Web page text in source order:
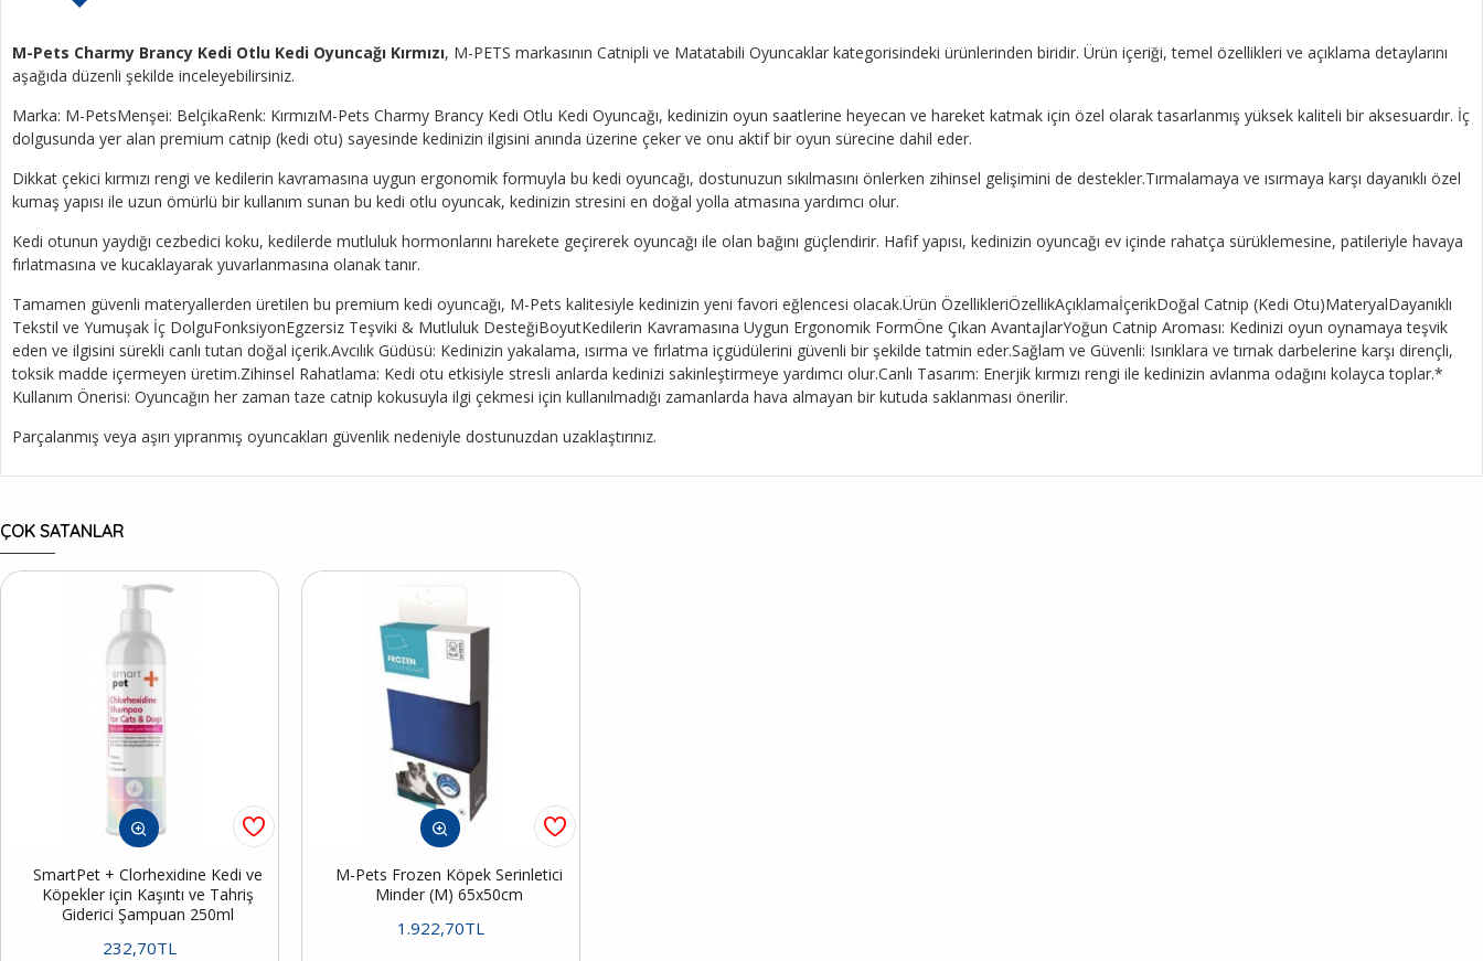
M-Pets Charmy Brancy Kedi Otlu Kedi Oyuncağı Kırmızı, M-PETS markasının Catnipli ve Matatabili Oyuncaklar kategorisindeki ürünlerinden biridir. Ürün içeriği, temel özellikleri ve açıklama detaylarını
aşağıda düzenli şekilde inceleyebilirsiniz.
Marka: M-PetsMenşei: BelçikaRenk: KırmızıM-Pets Charmy Brancy Kedi Otlu Kedi Oyuncağı, kedinizin oyun saatlerine heyecan ve hareket katmak için özel olarak tasarlanmış yüksek kaliteli bir aksesuardır. İç
dolgusunda yer alan premium catnip (kedi otu) sayesinde kedinizin ilgisini anında üzerine çeker ve onu aktif bir oyun sürecine dahil eder.
Dikkat çekici kırmızı rengi ve kedilerin kavramasına uygun ergonomik formuyla bu kedi oyuncağı, dostunuzun sıkılmasını önlerken zihinsel gelişimini de destekler.Tırmalamaya ve ısırmaya karşı dayanıklı özel
kumaş yapısı ile uzun ömürlü bir kullanım sunan bu kedi otlu oyuncak, kedinizin stresini en doğal yolla atmasına yardımcı olur.
Kedi otunun yaydığı cezbedici koku, kedilerde mutluluk hormonlarını harekete geçirerek oyuncağı ile olan bağını güçlendirir. Hafif yapısı, kedinizin oyuncağı ev içinde rahatça sürüklemesine, patileriyle havaya
fırlatmasına ve kucaklayarak yuvarlanmasına olanak tanır.
Tamamen güvenli materyallerden üretilen bu premium kedi oyuncağı, M-Pets kalitesiyle kedinizin yeni favori eğlencesi olacak.Ürün ÖzellikleriÖzellikAçıklamaİçerikDoğal Catnip (Kedi Otu)MateryalDayanıklı
Tekstil ve Yumuşak İç DolguFonksiyonEgzersiz Teşviki & Mutluluk DesteğiBoyutKedilerin Kavramasına Uygun Ergonomik FormÖne Çıkan AvantajlarYoğun Catnip Aroması: Kedinizi oyun oynamaya teşvik
eden ve ilgisini sürekli canlı tutan doğal içerik.Avcılık Güdüsü: Kedinizin yakalama, ısırma ve fırlatma içgüdülerini güvenli bir şekilde tatmin eder.Sağlam ve Güvenli: Isırıklara ve tırnak darbelerine karşı dirençli,
toksik madde içermeyen üretim.Zihinsel Rahatlama: Kedi otu etkisiyle stresli anlarda kedinizi sakinleştirmeye yardımcı olur.Canlı Tasarım: Enerjik kırmızı rengi ile kedinizin avlanma odağını kolayca toplar.*
Kullanım Önerisi: Oyuncağın her zaman taze catnip kokusuyla ilgi çekmesi için kullanılmadığı zamanlarda hava almayan bir kutuda saklanması önerilir.
Parçalanmış veya aşırı yıpranmış oyuncakları güvenlik nedeniyle dostunuzdan uzaklaştırınız.
ÇOK SATANLAR
SmartPet + Clorhexidine Kedi ve
Köpekler için Kaşıntı ve Tahriş
Giderici Şampuan 250ml
232,70TL
M-Pets Frozen Köpek Serinletici
Minder (M) 65x50cm
1.922,70TL